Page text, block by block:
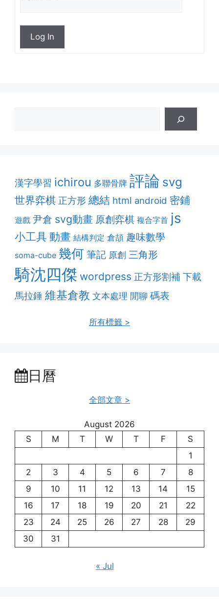
Log In
漢字學習 ichirou 多聯骨牌 評論 svg
世界弈棋 正方形 總結 html android 密鋪
遊戲 尹倉 svg動畫 原創弈棋 複合字首 js
小工具 動畫 結構判定 倉頡 趣味數學
soma-cube 幾何 筆記 原創 三角形
騎沈四傑 wordpress 正方形割補 下載
馬拉錘 維基倉教 文本處理 閒聊 碼表
所有標籤 >
日曆
全部文章 >
August 2026
S
M T W T F
S
1
2
3 4 5 6 7
8
9
10 11 12 13 14
15
16
17 18 19 20 21
22
23
24 25 26 27 28
29
30
31
« Jul